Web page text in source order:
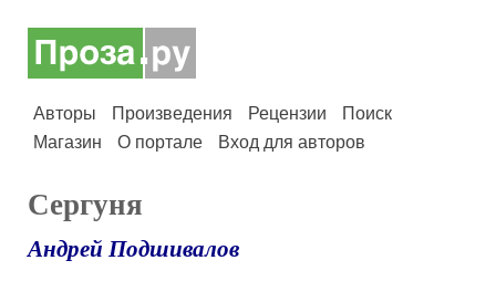
Авторы Произведения Рецензии
Поиск
Магазин
О портале Вход для авторов
Сергуня
Андрей Подшивалов